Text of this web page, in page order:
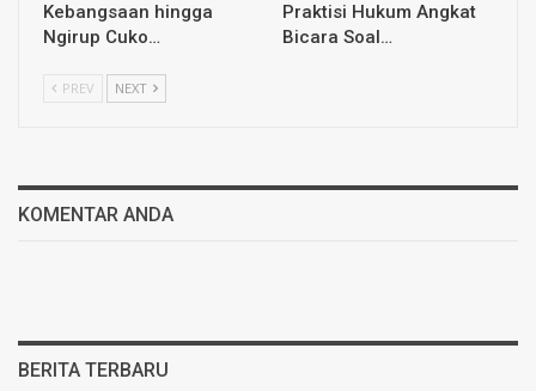
Kebangsaan hingga
Ngirup Cuko…
Praktisi Hukum Angkat
Bicara Soal…
PREV NEXT
KOMENTAR ANDA
BERITA TERBARU